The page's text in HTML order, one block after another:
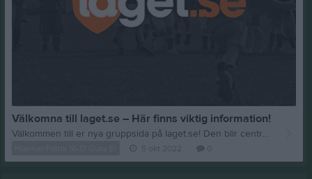
Välkomna till laget.se – Här finns viktig information!
Välkommen till er nya gruppsida på laget.se! Den blir central i all kommunikation mellan aktiva, ledare, föräldrar och andra intresserade. För att komma igång direkt med en bra kommunikation i och omkring gruppen finns ett antal viktiga punkter för sidans administratör: • Logga in och lägga till alla aktiva och ledare under Medlemmar. • Fylla på kalendern med alla inplanerade aktiviteter. Matcher läggs till via Serier medan träningar och andra aktiviteter läggs till via Aktiviteter. • Skriv nyheter löpande och berätta om verksamheten. I takt med att nya nyheter läggs till kommer den här nyhetstexten att försvinna. Om någon i gruppen har frågor om laget.se är man alltid välkommen att kontakta vår support på support@laget.se eller 019-15 44 00. Varmt välkomna till laget.se!